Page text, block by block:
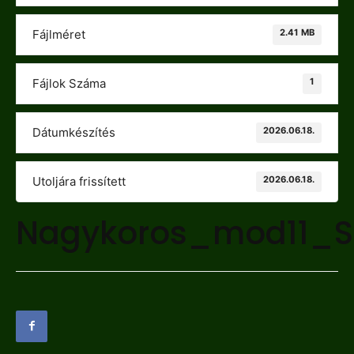
Fájlméret 2.41 MB
Fájlok Száma 1
Dátumkészítés 2026.06.18.
Utoljára frissített 2026.06.18.